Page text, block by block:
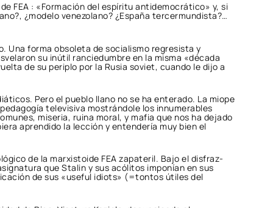
FEA : «Formación del espíritu antidemocrático» y, si
¿modelo venezolano? ¿España tercermundista?…
Una forma obsoleta de socialismo regresista y
su inútil ranciedumbre en la misma «década
de su periplo por la Rusia soviet, cuando le dijo a
Pero el pueblo llano no se ha enterado. La miope
televisiva mostrándole los innumerables
miseria, ruina moral, y mafia que nos ha dejado
aprendido la lección y entendería muy bien el
de la marxistoide FEA zapateril. Bajo el disfraz-
que Stalin y sus acólitos imponían en sus
de sus «useful idiots» (=tontos útiles del